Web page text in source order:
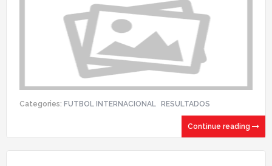
Categories: FUTBOL INTERNACIONAL RESULTADOS
Continue reading